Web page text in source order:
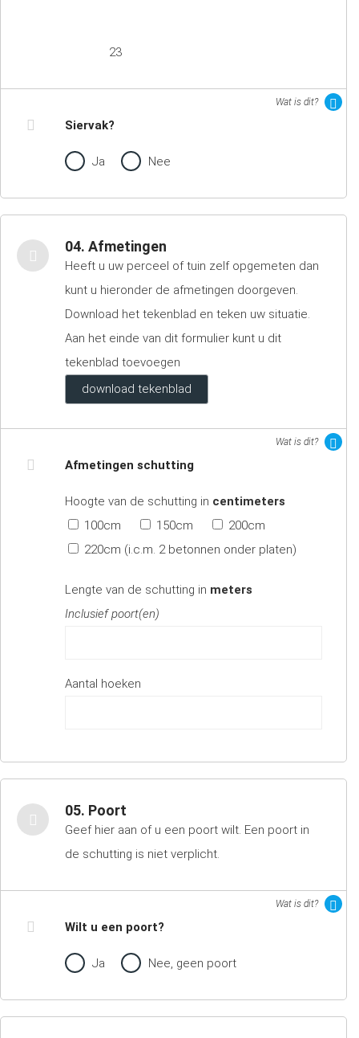
23
Wat is dit?
Siervak?
Ja Nee
04. Afmetingen
Heeft u uw perceel of tuin zelf opgemeten dan
kunt u hieronder de afmetingen doorgeven.
Download het tekenblad en teken uw situatie.
Aan het einde van dit formulier kunt u dit
tekenblad toevoegen
download tekenblad
Wat is dit?
Afmetingen schutting
Hoogte van de schutting in centimeters
100cm
150cm
200cm
220cm (i.c.m. 2 betonnen onder platen)
Lengte van de schutting in meters
Inclusief poort(en)
Aantal hoeken
05. Poort
Geef hier aan of u een poort wilt. Een poort in
de schutting is niet verplicht.
Wat is dit?
Wilt u een poort?
Ja Nee, geen poort